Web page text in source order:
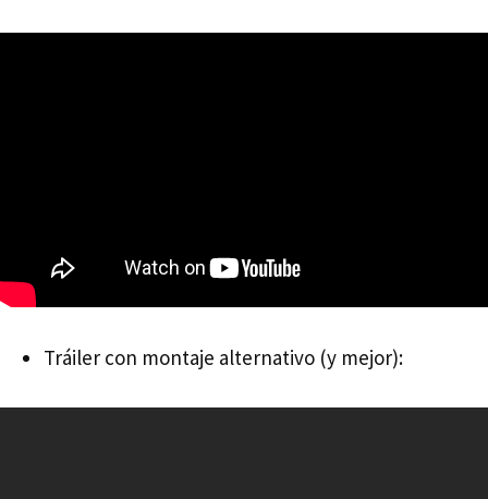
Tráiler con montaje alternativo (y mejor):